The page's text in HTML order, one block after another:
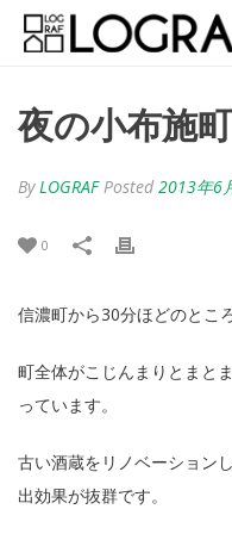
夜の小布施町
ByLOGRAF Posted 2013年6
0
信濃町から30分ほどのとこ
町全体がこじんまりとまと
っています。
古い酒蔵をリノベーション
出効果が抜群です。